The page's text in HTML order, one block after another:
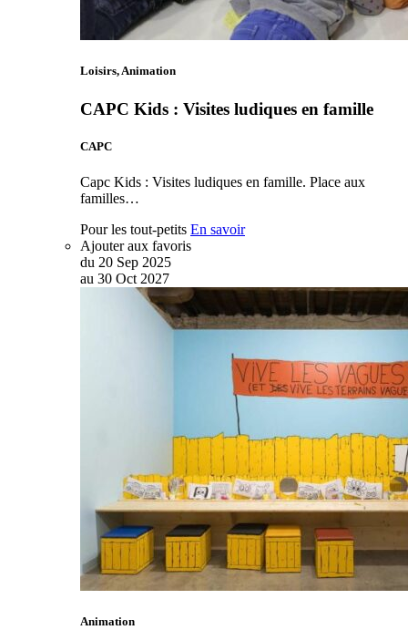
Loisirs, Animation
CAPC Kids : Visites ludiques en famille
CAPC
Capc Kids : Visites ludiques en famille. Place aux
familles…
Pour les tout-petits En savoir
Ajouter aux favoris
du 20 Sep 2025
au 30 Oct 2027
Animation